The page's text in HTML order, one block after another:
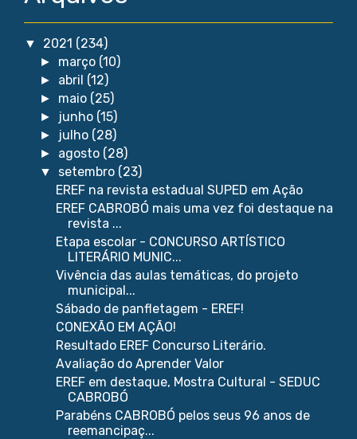
▼ 2021 (234)
► março (10)
► abril (12)
► maio (25)
► junho (15)
► julho (28)
► agosto (28)
▼ setembro (23)
EREF na revista estadual SUPED em Ação
EREF CABROBÓ mais uma vez foi destaque na
revista ...
Etapa escolar - CONCURSO ARTÍSTICO
LITERÁRIO MUNIC...
Vivência das aulas temáticas, do projeto
municipal...
Sábado de panfletagem - EREF!
CONEXÃO EM AÇÃO!
Resultado EREF Concurso Literário.
Avaliação do Aprender Valor
EREF em destaque, Mostra Cultural - SEDUC
CABROBÓ
Parabéns CABROBÓ pelos seus 96 anos de
reemancipaç...